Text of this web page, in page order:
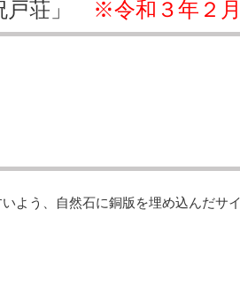
戸荘」 ※令和３年２
よう、自然石に銅版を埋め込んだサ